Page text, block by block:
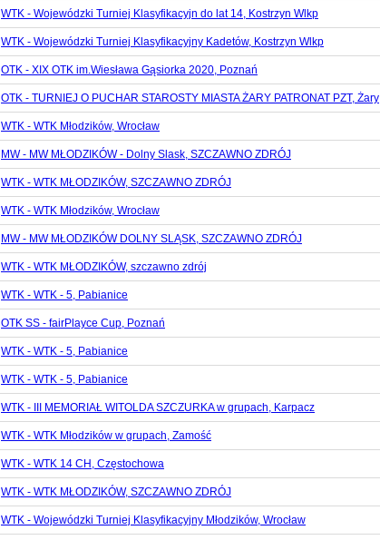
WTK - Wojewódzki Turniej Klasyfikacyjn do lat 14, Kostrzyn Wlkp
WTK - Wojewódzki Turniej Klasyfikacyjny Kadetów, Kostrzyn Wlkp
OTK - XIX OTK im.Wiesława Gąsiorka 2020, Poznań
OTK - TURNIEJ O PUCHAR STAROSTY MIASTA ŻARY PATRONAT PZT, Żary
WTK - WTK Młodzików, Wrocław
MW - MW MŁODZIKÓW - Dolny Slask, SZCZAWNO ZDRÓJ
WTK - WTK MŁODZIKÓW, SZCZAWNO ZDRÓJ
WTK - WTK Młodzików, Wrocław
MW - MW MŁODZIKÓW DOLNY SLĄSK, SZCZAWNO ZDRÓJ
WTK - WTK MŁODZIKÓW, szczawno zdrój
WTK - WTK - 5, Pabianice
OTK SS - fairPlayce Cup, Poznań
WTK - WTK - 5, Pabianice
WTK - WTK - 5, Pabianice
WTK - III MEMORIAŁ WITOLDA SZCZURKA w grupach, Karpacz
WTK - WTK Młodzików w grupach, Zamość
WTK - WTK 14 CH, Częstochowa
WTK - WTK MŁODZIKÓW, SZCZAWNO ZDRÓJ
WTK - Wojewódzki Turniej Klasyfikacyjny Młodzików, Wrocław